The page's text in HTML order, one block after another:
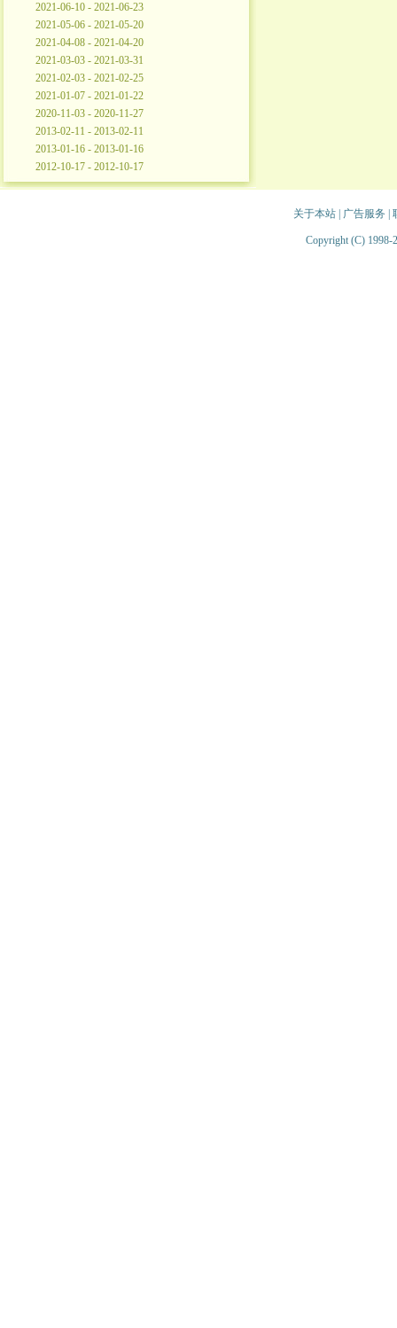
2021-06-10 - 2021-06-23
2021-05-06 - 2021-05-20
2021-04-08 - 2021-04-20
2021-03-03 - 2021-03-31
2021-02-03 - 2021-02-25
2021-01-07 - 2021-01-22
2020-11-03 - 2020-11-27
2013-02-11 - 2013-02-11
2013-01-16 - 2013-01-16
2012-10-17 - 2012-10-17
关于本站| 广告服务
Copyright (C) 1998-